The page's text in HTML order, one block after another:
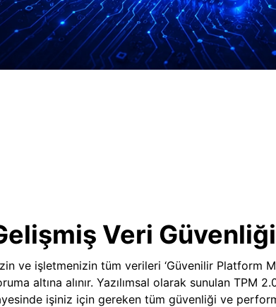
Veri Güvenliği
ve işletmenizin tüm verileri ‘Güvenilir Platform
altına alınır. Yazılımsal olarak sunulan TPM
işiniz için gereken tüm güvenliği ve